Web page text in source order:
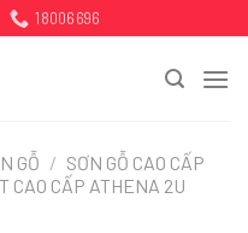
18006696
GỖ / SƠN GỖ CAO CẤP
CAO CẤP ATHENA 2U